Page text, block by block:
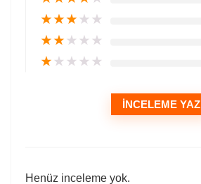
★★★★★
★★★★★
★★★★★
İNCELEME YAZ
Henüz inceleme yok.